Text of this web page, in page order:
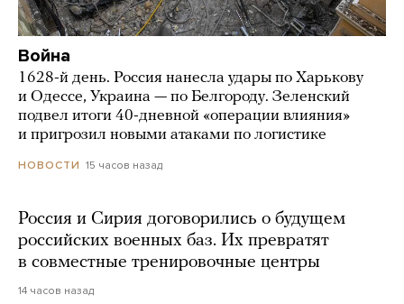
Война
1628-й день. Россия нанесла удары по Харькову
и Одессе, Украина — по Белгороду. Зеленский
подвел итоги 40-дневной «операции влияния»
и пригрозил новыми атаками по логистике
НОВОСТИ 15 часов назад
Россия и Сирия договорились о будущем
российских военных баз. Их превратят
в совместные тренировочные центры
14 часов назад